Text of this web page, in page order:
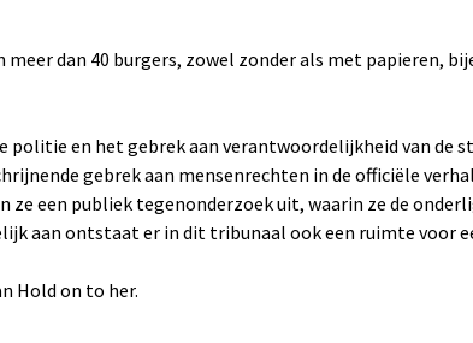
meer dan 40 burgers, zowel zonder als met papieren,
politie en het gebrek aan verantwoordelijkheid van de
gebrek aan mensenrechten in de officiële
ze een publiek tegenonderzoek uit, waarin ze de
aan ontstaat er in dit tribunaal ook een ruimte voor
Hold on to her.